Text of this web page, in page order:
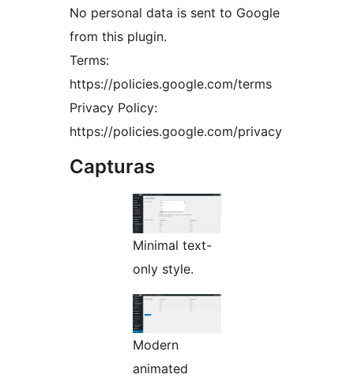
No personal data is sent to Google
from this plugin.
Terms:
https://policies.google.com/terms
Privacy Policy:
https://policies.google.com/privacy
Capturas
Minimal text-
only style.
Modern
animated